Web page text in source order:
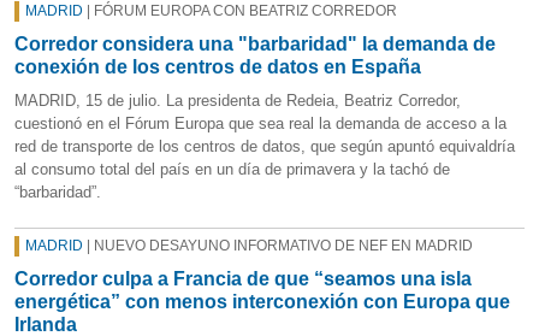
MADRID | FÓRUM EUROPA CON BEATRIZ CORREDOR
Corredor considera una "barbaridad" la demanda de
conexión de los centros de datos en España
MADRID, 15 de julio. La presidenta de Redeia, Beatriz Corredor,
cuestionó en el Fórum Europa que sea real la demanda de acceso a la
red de transporte de los centros de datos, que según apuntó equivaldría
al consumo total del país en un día de primavera y la tachó de
“barbaridad”.
MADRID | NUEVO DESAYUNO INFORMATIVO DE NEF EN MADRID
Corredor culpa a Francia de que “seamos una isla
energética” con menos interconexión con Europa que
Irlanda